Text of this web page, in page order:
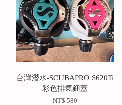
台灣潛水-SCUBAPRO S620Ti
彩色排氣鈕蓋
NT$ 580